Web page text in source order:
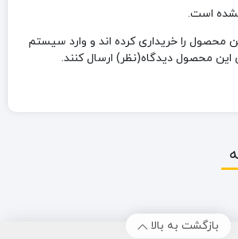
است.
محصول را خریداری کرده اند و وارد سیستم
این محصول دیدگاه(نظر) ارسال کنند.
بازگشت به بالا